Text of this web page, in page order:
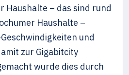
Haushalte – das sind rund
Haushalte –
und
zur Gigabitcity
wurde dies durch